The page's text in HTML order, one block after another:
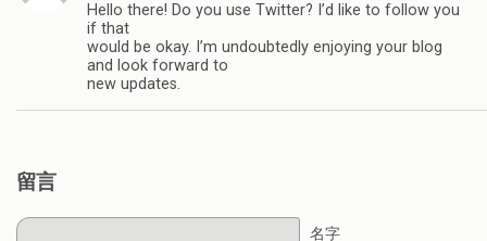
Hello there! Do you use Twitter? I’d like to follow you
if that
would be okay. I’m undoubtedly enjoying your blog
and look forward to
new updates.
留言
名字